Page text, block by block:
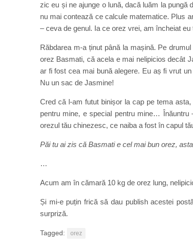
zic eu și ne ajunge o lună, dacă luăm la
nu mai contează ce calcule matematice. Plus
– ceva de genul. Ia ce orez vrei, am încheiat
Răbdarea m-a ținut până la mașină. Pe
orez Basmati, că acela e mai nelipicios decât
ar fi fost cea mai bună alegere. Eu aș fi vrut
Nu un sac de Jasmine!
Cred că l-am futut binișor la cap pe tema
pentru mine, e special pentru mine…
orezul tău chinezesc, ce naiba a fost în capul
Păi tu ai zis că Basmati e cel mai bun orez,
…
Acum am în cămară 10 kg de orez lung,
Și mi-e puțin frică să dau publish acestei
surpriză.
Tagged: orez